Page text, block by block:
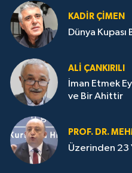
KADIR ÇIMEN
Dünya Kupası
ALI ÇANKIRILI
İman Etmek
ve Bir Ahittir
PROF. DR.
Üzerinden 23